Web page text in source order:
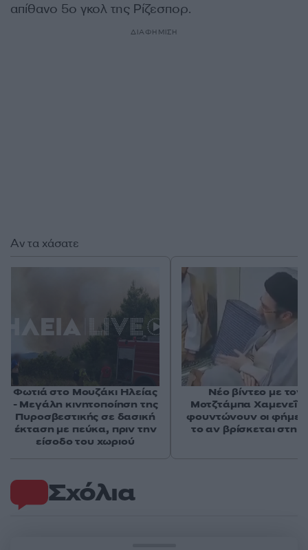
απίθανο 5ο γκολ της Ρίζεσπορ.
ΔΙΑΦΗΜΙΣΗ
Σχόλια
Αν τα χάσατε
Φωτιά στο Μουζάκι Ηλείας
- Μεγάλη κινητοποίηση της
Πυροσβεστικής σε δασική
έκταση με πεύκα, πριν την
είσοδο του χωριού
Νέο βίντεο με τον
Μοτζτάμπα Χαμενεΐ
φουντώνουν οι φήμες
το αν βρίσκεται στη